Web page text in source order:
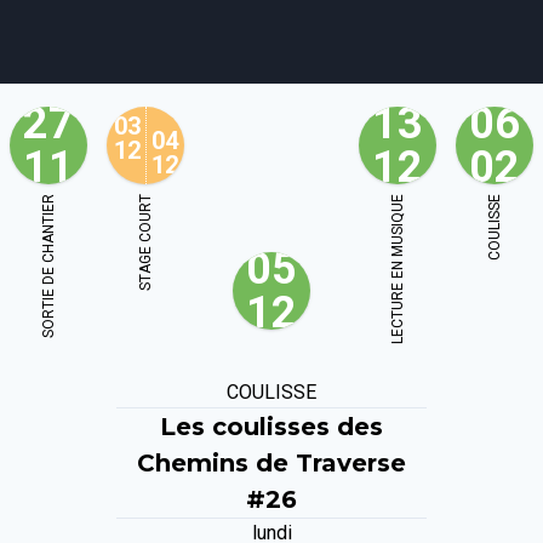
agenda personnes projets shop
email
27
11
SORTIE DE CHANTIER
03
12 04
12
STAGE COURT
05
12
13
12
LECTURE EN MUSIQUE
06
02
COULISSE
COULISSE
Les coulisses des
Chemins de Traverse
#26
lundi